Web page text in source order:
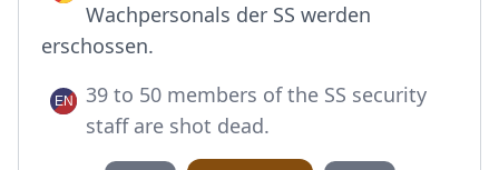
Wachpersonals der SS werden
erschossen.
39 to 50 members of the SS security
staff are shot dead.